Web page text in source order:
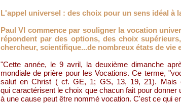
L'appel universel : des choix pour un sens idéal à
Paul VI commence par souligner la vocation
répondent par des options, des choix
chercheur, scientifique...de nombreux états de vie
"Cette année, le 9 avril, la deuxième dimanche
mondiale de prière pour les Vocations. Ce terme,
salut en Christ ( cf. GE, 1; GS, 13, 19, 21). Mais
qui caractérisent le choix que chacun fait pour
à une cause peut être nommé vocation. C'est ce qui